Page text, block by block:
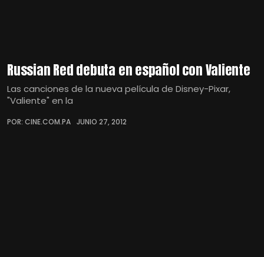
Russian Red debuta en español con Valiente
Las canciones de la nueva película de Disney-Pixar,
"Valiente" en la
POR: CINE.COM.PA JUNIO 27, 2012